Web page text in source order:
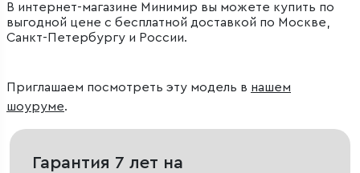
В интернет-магазине Минимир вы можете купить по
выгодной цене с бесплатной доставкой по Москве,
Санкт-Петербургу и России.
Приглашаем посмотреть эту модель в нашем
шоуруме.
Гарантия 7 лет на